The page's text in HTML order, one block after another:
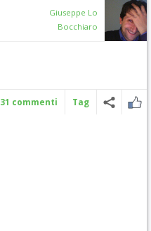
Giuseppe Lo
Bocchiaro
31 commenti Tag